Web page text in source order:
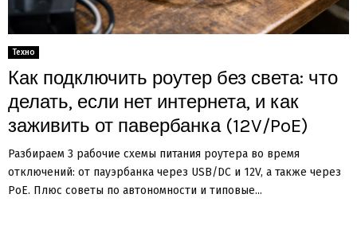
Техно
Как подключить роутер без света: что
делать, если нет интернета, и как
заживить от павербанка (12V/PoE)
Разбираем 3 рабочие схемы питания роутера во время
отключений: от пауэрбанка через USB/DC и 12V, а также через
PoE. Плюс советы по автономности и типовые...